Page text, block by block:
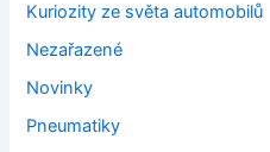
Kuriozity ze světa automobilů
Nezařazené
Novinky
Pneumatiky